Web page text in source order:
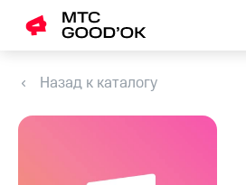
Назад к каталогу